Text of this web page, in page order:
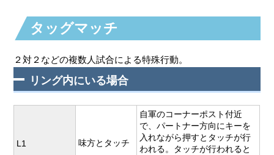
タッグマッチ
２対２などの複数人試合による特殊行動。
リング内にいる場合
L1 味方とタッチ
自軍のコーナーポスト付近
で、パートナー方向にキーを
入れながら押すとタッチが行
われる。タッチが行われると